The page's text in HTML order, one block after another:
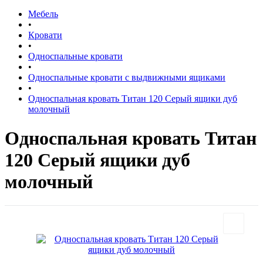
Мебель
•
Кровати
•
Односпальные кровати
•
Односпальные кровати с выдвижными ящиками
•
Односпальная кровать Титан 120 Серый ящики дуб
молочный
Односпальная кровать Титан
120 Серый ящики дуб
молочный